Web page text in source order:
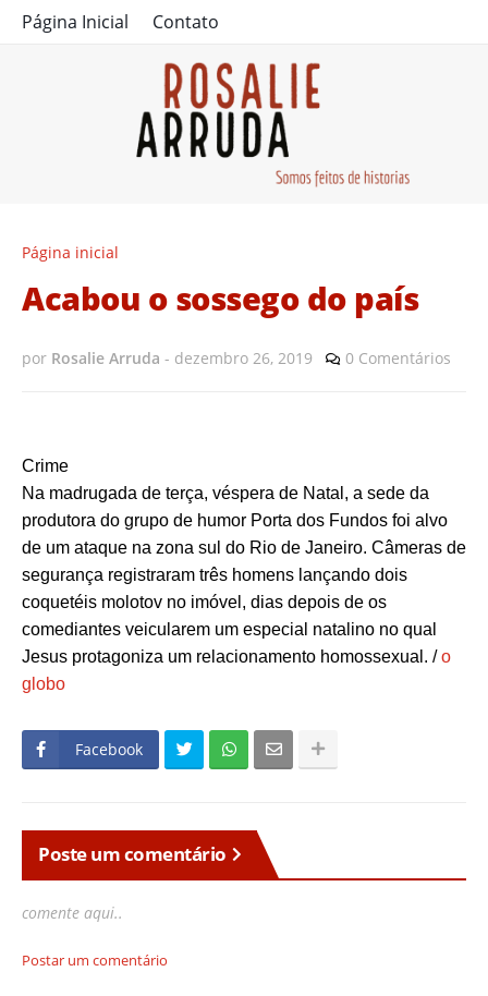
Página Inicial Contato
Página inicial
Acabou o sossego do país
por Rosalie Arruda - dezembro 26, 2019 0 Comentários
Crime
Na madrugada de terça, véspera de Natal, a sede da
produtora do grupo de humor Porta dos Fundos foi alvo
de um ataque na zona sul do Rio de Janeiro. Câmeras de
segurança registraram três homens lançando dois
coquetéis molotov no imóvel, dias depois de os
comediantes veicularem um especial natalino no qual
Jesus protagoniza um relacionamento homossexual. /o
globo
Facebook
Poste um comentário
comente aqui..
Postar um comentário